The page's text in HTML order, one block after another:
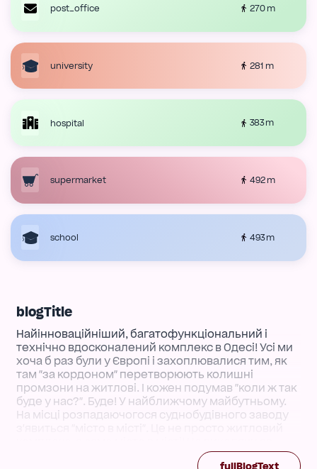
post_office 270 m
university 281 m
hospital 383 m
supermarket 492 m
school 493 m
blogTitle
Найінноваційніший, багатофункціональний і
технічно вдосконалений комплекс в Одесі! Усі ми
хоча б раз були у Європі і захоплювалися тим, як
там "за кордоном" перетворюють колишні
промзони на житлові. І кожен подумав "коли ж так
буде у нас?". Буде! У найближчому майбутньому.
На місці розпадаючогося суднобудівного заводу
межі комплексу ви зможете жити, працювати,
fullBlogText